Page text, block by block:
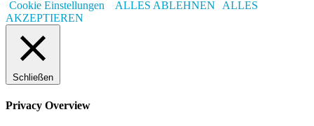
Cookie Einstellungen
ALLES ABLEHNEN
ALLES
AKZEPTIEREN
Schließen
Privacy Overview